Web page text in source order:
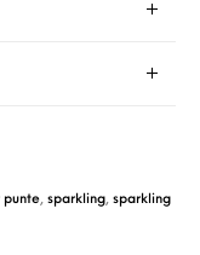
punte,sparkling,sparkling